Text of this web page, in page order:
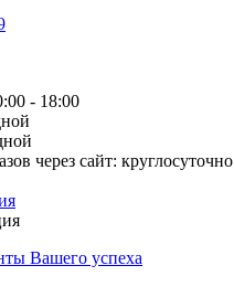
- 18:00
через сайт: круглосуточно